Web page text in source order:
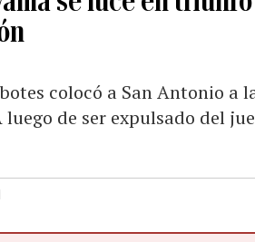
colocó a San Antonio a
luego de ser expulsado del